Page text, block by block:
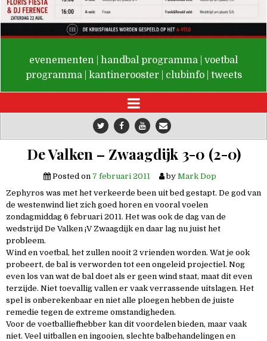
De Valken
evenementen handbal programma
voetbal
programma
kantinerooster clubinfo tweets
De Valken – Zwaagdijk 3-0 (2-0)
Posted on 7 februari 2011 by Mark Dop
Zephyros was met het verkeerde been uit bed gestapt. De god van
de westenwind liet zich goed horen en vooral voelen
zondagmiddag 6 februari 2011. Het was ook de dag van de
wedstrijd De Valken ¡V Zwaagdijk en daar lag nu juist het
probleem.
Wind en voetbal, het zullen nooit 2 vrienden worden. Wat je ook
probeert, de bal is verworden tot een ongeleid projectiel. Nog
even los van wat de bal doet als er geen wind staat, maat dit even
terzijde. Niet toevallig vallen er vaak verrassende uitslagen. Het
spel is onberekenbaar en niet alle ploegen hebben de juiste
remedie tegen de extreme omstandigheden.
Voor de voetballiefhebber kan dit voordelen bieden, maar vaak
niet. Veel uitballen en ingooien, slechte balbehandelingen en